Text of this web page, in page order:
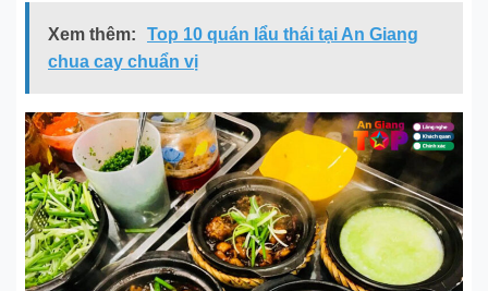
Xem thêm:
Top 10 quán lẩu thái tại An Giang
chua cay chuẩn vị